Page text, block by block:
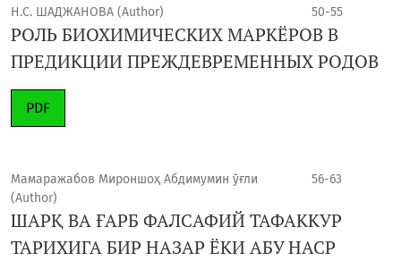
Н.С. ШАДЖАНОВА (Author) 50-55
РОЛЬ БИОХИМИЧЕСКИХ МАРКЁРОВ В
ПРЕДИКЦИИ ПРЕЖДЕВРЕМЕННЫХ РОДОВ
PDF
Мамаражабов Мироншоҳ Абдимумин ўғли
(Author)
56-63
ШАРҚ ВА ҒАРБ ФАЛСАФИЙ ТАФАККУР
ТАРИХИГА БИР НАЗАР ЁКИ АБУ НАСР